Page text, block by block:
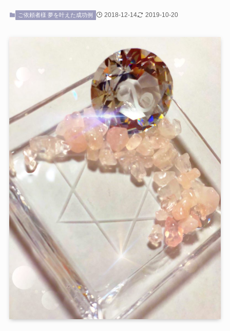
ご依頼者様 夢を叶えた成功例 2018-12-14 2019-10-20